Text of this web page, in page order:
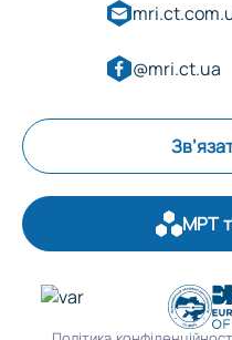
@mri.ct.ua
МРТ
Оберіть область: